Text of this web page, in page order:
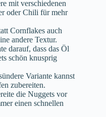
mit verschiedenen
oder Chili für mehr
Cornflakes auch
andere Textur.
darauf, dass das Öl
schön knusprig
Variante kannst
zubereiten.
die Nuggets vor
einen schnellen